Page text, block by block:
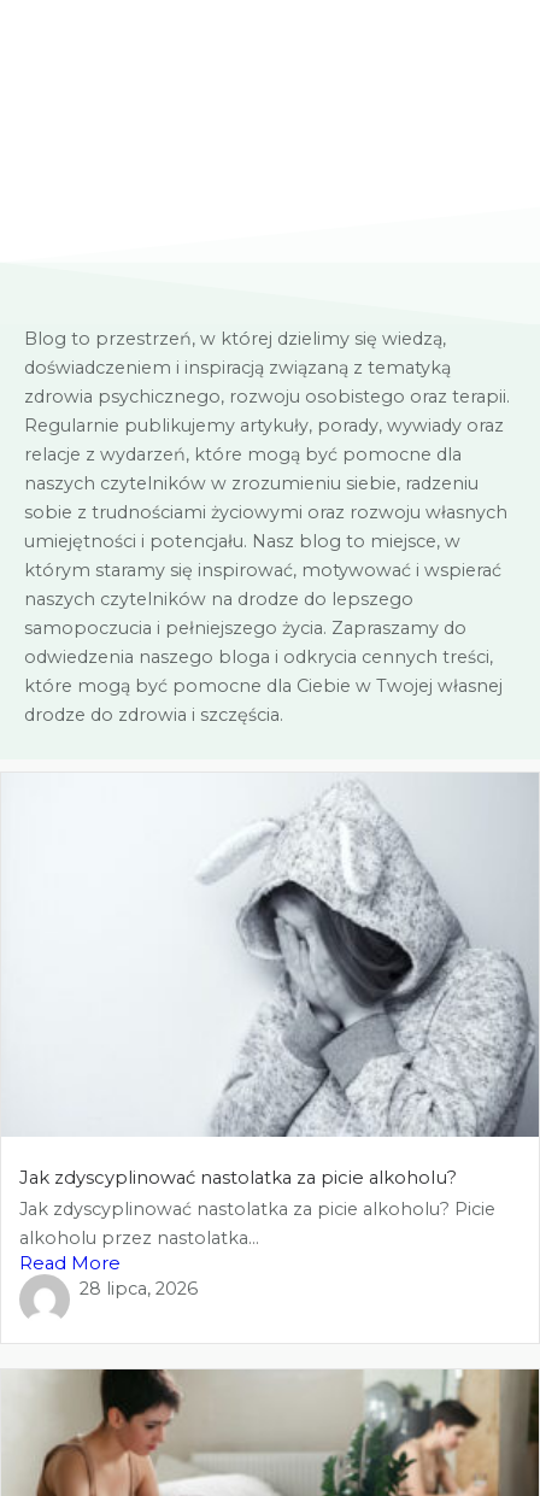
Blog to przestrzeń, w której dzielimy się wiedzą,
doświadczeniem i inspiracją związaną z tematyką
zdrowia psychicznego, rozwoju osobistego oraz terapii.
Regularnie publikujemy artykuły, porady, wywiady oraz
relacje z wydarzeń, które mogą być pomocne dla
naszych czytelników w zrozumieniu siebie, radzeniu
sobie z trudnościami życiowymi oraz rozwoju własnych
umiejętności i potencjału. Nasz blog to miejsce, w
którym staramy się inspirować, motywować i wspierać
naszych czytelników na drodze do lepszego
samopoczucia i pełniejszego życia. Zapraszamy do
odwiedzenia naszego bloga i odkrycia cennych treści,
które mogą być pomocne dla Ciebie w Twojej własnej
drodze do zdrowia i szczęścia.
Jak zdyscyplinować nastolatka za picie alkoholu?
Jak zdyscyplinować nastolatka za picie alkoholu? Picie
alkoholu przez nastolatka...
Read More
28 lipca, 2026